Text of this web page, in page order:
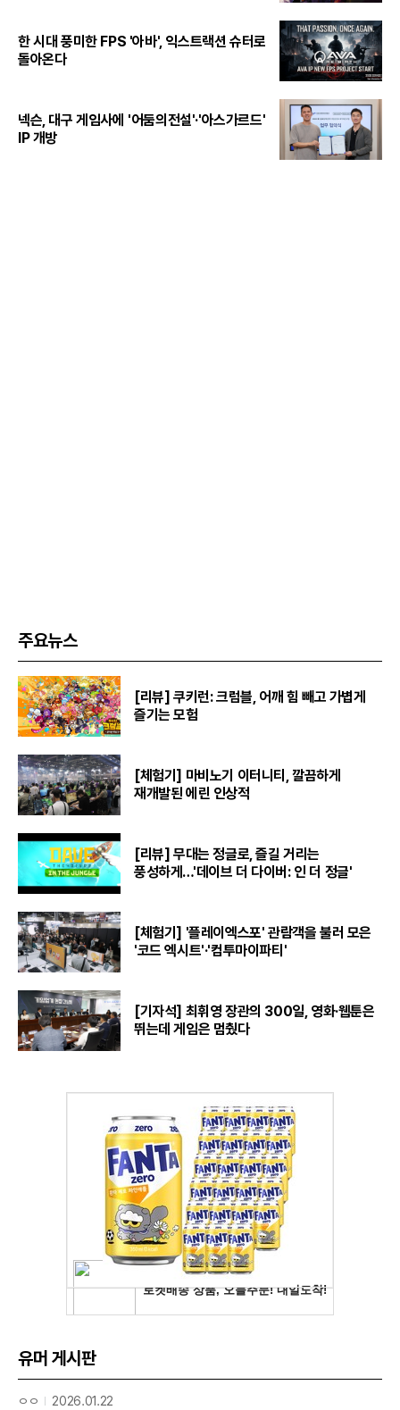
한 시대 풍미한 FPS '아바', 익스트랙션 슈터로
돌아온다
넥슨, 대구 게임사에 '어둠의전설'·'아스가르드'
IP 개방
주요뉴스
[리뷰] 쿠키런: 크럼블, 어깨 힘 빼고 가볍게
즐기는 모험
[체험기] 마비노기 이터니티, 깔끔하게
재개발된 에린 인상적
[리뷰] 무대는 정글로, 즐길 거리는
풍성하게…'데이브 더 다이버: 인 더 정글'
[체험기] '플레이엑스포' 관람객을 불러 모은
'코드 엑시트'·'컴투마이파티'
[기자석] 최휘영 장관의 300일, 영화·웹툰은
뛰는데 게임은 멈췄다
유머 게시판
ㅇㅇ 2026.01.22